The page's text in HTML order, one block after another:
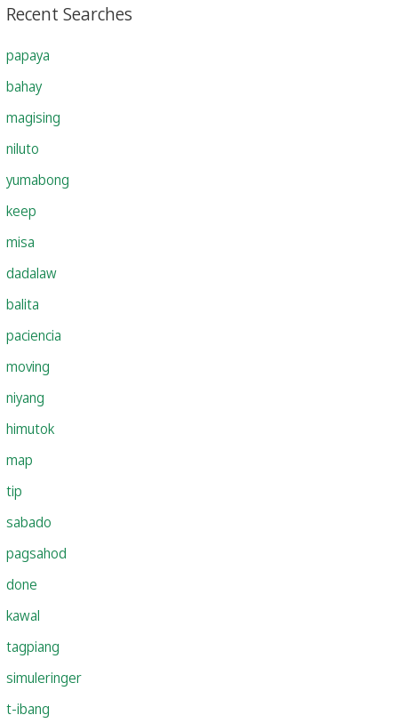
Recent Searches
papaya
bahay
magising
niluto
yumabong
keep
misa
dadalaw
balita
paciencia
moving
niyang
himutok
map
tip
sabado
pagsahod
done
kawal
tagpiang
simuleringer
t-ibang